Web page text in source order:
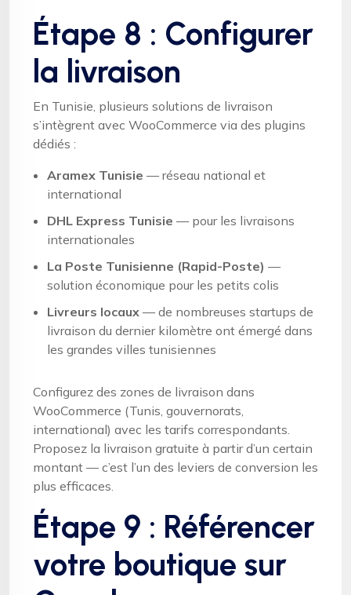
Étape 8 : Configurer
la livraison
En Tunisie, plusieurs solutions de livraison
s’intègrent avec WooCommerce via des plugins
dédiés :
Aramex Tunisie — réseau national et
international
DHL Express Tunisie — pour les livraisons
internationales
La Poste Tunisienne (Rapid-Poste) —
solution économique pour les petits colis
Livreurs locaux — de nombreuses startups de
livraison du dernier kilomètre ont émergé dans
les grandes villes tunisiennes
Configurez des zones de livraison dans
WooCommerce (Tunis, gouvernorats,
international) avec les tarifs correspondants.
Proposez la livraison gratuite à partir d’un certain
montant — c’est l’un des leviers de conversion les
plus efficaces.
Étape 9 : Référencer
votre boutique sur